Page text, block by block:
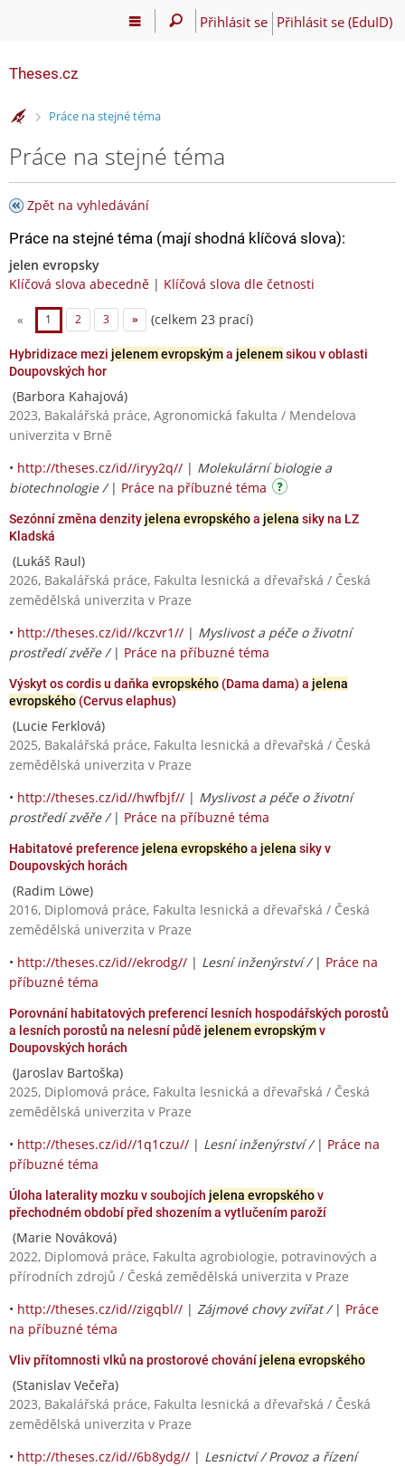
Přihlásit se Přihlásit se (EduID)
Theses.cz
>Práce na stejné téma
Práce na stejné téma
Zpět na vyhledávání
Práce na stejné téma (mají shodná klíčová slova):
jelen evropsky
Klíčová slova abecedně | Klíčová slova dle četnosti
« 1 2 3 » (celkem 23 prací)
Hybridizace mezi jelenem evropskýma jelenemsikou v oblasti
Doupovských hor
(Barbora Kahajová)
2023, Bakalářská práce, Agronomická fakulta / Mendelova
univerzita v Brně
• http://theses.cz/id//iryy2q// | Molekulární biologie a
biotechnologie / | Práce na příbuzné téma
Sezónní změna denzity jelena evropskéhoa jelena siky na LZ
Kladská
(Lukáš Raul)
2026, Bakalářská práce, Fakulta lesnická a dřevařská / Česká
zemědělská univerzita v Praze
• http://theses.cz/id//kczvr1// | Myslivost a péče o životní
prostředí zvěře / | Práce na příbuzné téma
Výskyt os cordis u daňka evropského (Dama dama) a jelena
evropského (Cervus elaphus)
(Lucie Ferklová)
2025, Bakalářská práce, Fakulta lesnická a dřevařská / Česká
zemědělská univerzita v Praze
• http://theses.cz/id//hwfbjf// | Myslivost a péče o životní
prostředí zvěře / | Práce na příbuzné téma
Habitatové preference jelena evropskéhoa jelena siky v
Doupovských horách
(Radim Löwe)
2016, Diplomová práce, Fakulta lesnická a dřevařská / Česká
zemědělská univerzita v Praze
• http://theses.cz/id//ekrodg// | Lesní inženýrství / | Práce na
příbuzné téma
Porovnání habitatových preferencí lesních hospodářských porostů
a lesních porostů na nelesní půdě jelenem evropskýmv
Doupovských horách
(Jaroslav Bartoška)
2025, Diplomová práce, Fakulta lesnická a dřevařská / Česká
zemědělská univerzita v Praze
• http://theses.cz/id//1q1czu// | Lesní inženýrství / | Práce na
příbuzné téma
Úloha laterality mozku v soubojích jelena evropskéhov
přechodném období před shozením a vytlučením paroží
(Marie Nováková)
2022, Diplomová práce, Fakulta agrobiologie, potravinových a
přírodních zdrojů / Česká zemědělská univerzita v Praze
• http://theses.cz/id//zigqbl// | Zájmové chovy zvířat / | Práce
na příbuzné téma
Vliv přítomnosti vlků na prostorové chování jelena evropského
(Stanislav Večeřa)
2023, Bakalářská práce, Fakulta lesnická a dřevařská / Česká
zemědělská univerzita v Praze
• http://theses.cz/id//6b8ydg// | Lesnictví / Provoz a řízení